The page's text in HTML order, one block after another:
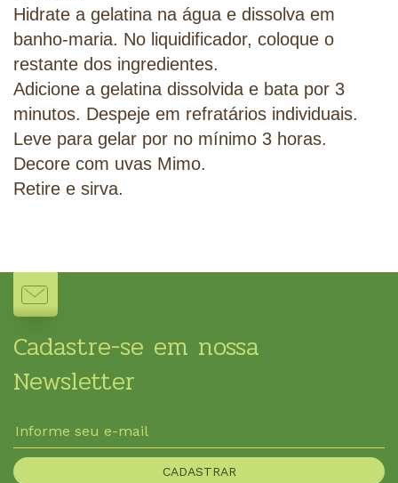
Hidrate a gelatina na água e dissolva em
banho-maria. No liquidificador, coloque o
restante dos ingredientes.
Adicione a gelatina dissolvida e bata por 3
minutos. Despeje em refratários individuais.
Leve para gelar por no mínimo 3 horas.
Decore com uvas Mimo.
Retire e sirva.
Cadastre-se em nossa
Newsletter